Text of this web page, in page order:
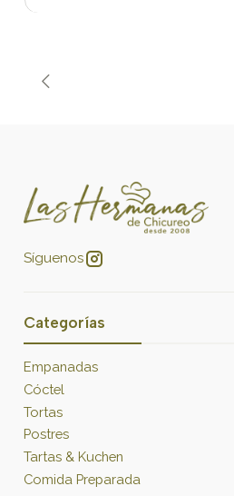
Síguenos
Categorías
Empanadas
Cóctel
Tortas
Postres
Tartas & Kuchen
Comida Preparada